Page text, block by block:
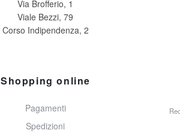
Via Brofferio, 1
Viale Bezzi, 79
Corso Indipendenza, 2
Shopping online
Pagamenti
Spedizioni